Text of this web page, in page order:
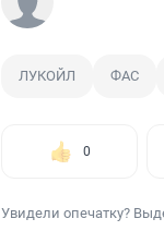
ЛУКОЙЛ ФАС
0
Увидели опечатку?